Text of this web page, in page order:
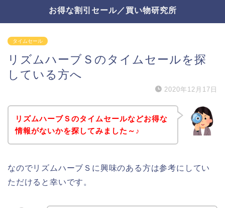
お得な割引セール／買い物研究所
タイムセール
リズムハーブＳのタイムセールを探
している方へ
2020年12月17日
リズムハーブＳのタイムセールなどお得な
情報がないかを探してみました～♪
なのでリズムハーブＳに興味のある方は参考にしてい
ただけると幸いです。